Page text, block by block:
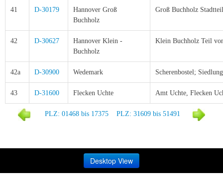
41 D-30179 Hannover Groß
Buchholz
Groß Buchholz
42 D-30627
Hannover Klein -
Buchholz
Klein Buchholz Teil
42a D-30900 Wedemark Scherenbostel;
43 D-31600 Flecken Uchte Amt Uchte, Flecken
PLZ: 01468 bis 17375 PLZ: 31609 bis 51491
Desktop View